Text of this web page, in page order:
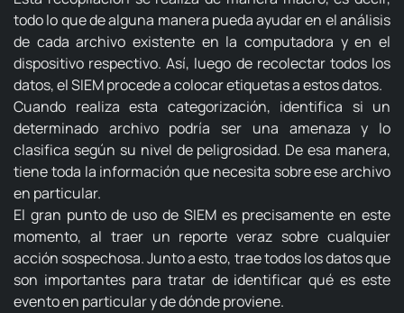
todo lo que de alguna manera pueda ayudar en el análisis
de cada archivo existente en la computadora y en el
dispositivo respectivo. Así, luego de recolectar todos los
datos, el SIEM procede a colocar etiquetas a estos datos.
Cuando realiza esta categorización, identifica si un
determinado archivo podría ser una amenaza y lo
clasifica según su nivel de peligrosidad. De esa manera,
tiene toda la información que necesita sobre ese archivo
en particular.
El gran punto de uso de SIEM es precisamente en este
momento, al traer un reporte veraz sobre cualquier
acción sospechosa.Junto a esto, trae todos los datos que
son importantes para tratar de identificar qué es este
evento en particular y de dónde proviene.